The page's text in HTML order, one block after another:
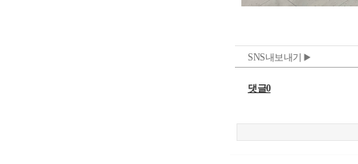
SNS내보내기
댓글0